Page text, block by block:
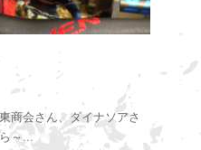
商会さん、ダイナソアさ
～...